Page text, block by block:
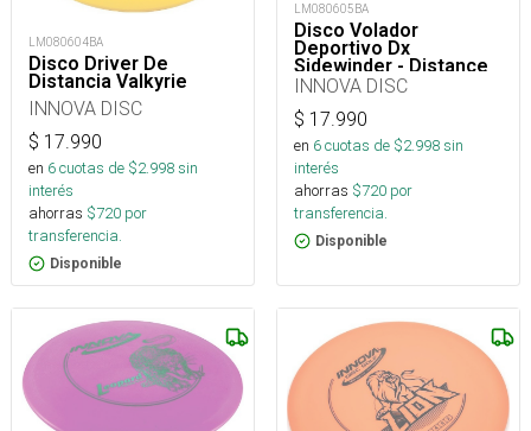
LM080604BA
Disco Driver De
Distancia Valkyrie
INNOVA DISC
$ 17.990
en 6cuotas de $2.998sin
interés
ahorras $720 por
transferencia.
Disponible
LM080605BA
Disco Volador
Deportivo Dx
Sidewinder - Distance
Driver
INNOVA DISC
$ 17.990
en 6cuotas de $2.998sin
interés
ahorras $720 por
transferencia.
Disponible